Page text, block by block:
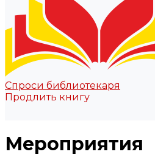
Спроси библиотекаря
Продлить книгу
Мероприятия